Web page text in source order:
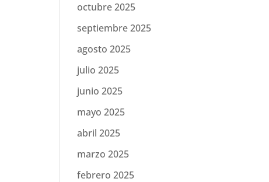
octubre 2025
septiembre 2025
agosto 2025
julio 2025
junio 2025
mayo 2025
abril 2025
marzo 2025
febrero 2025